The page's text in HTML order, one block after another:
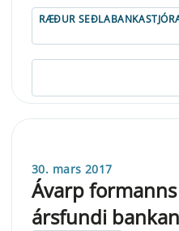
RÆÐUR
30. mars 2017
Ávarp
ársfundi